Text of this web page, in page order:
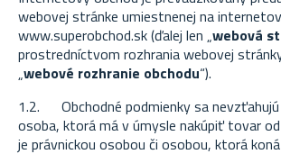
webovej stránke umiestnenej na
www.superobchod.sk (ďalej len „webová
prostredníctvom rozhrania webovej
„webové rozhranie obchodu“).
1.2. Obchodné podmienky sa nevzťahujú
osoba, ktorá má v úmysle nakúpiť tovar
je právnickou osobou či osobou, ktorá